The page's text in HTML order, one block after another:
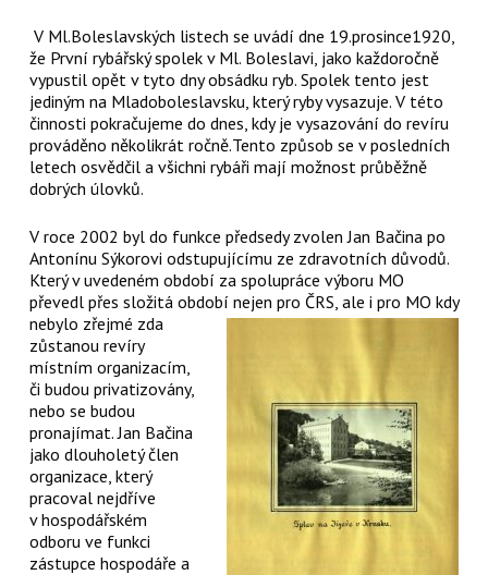
V Ml.Boleslavských listech se uvádí dne 19.prosince1920,
že První rybářský spolek v Ml. Boleslavi, jako každoročně
vypustil opět v tyto dny obsádku ryb. Spolek tento jest
jediným na Mladoboleslavsku, který ryby vysazuje. V této
činnosti pokračujeme do dnes, kdy je vysazování do revíru
prováděno několikrát ročně.Tento způsob se v posledních
letech osvědčil a všichni rybáři mají možnost průběžně
dobrých úlovků.
V roce 2002 byl do funkce předsedy zvolen Jan Bačina po
Antonínu Sýkorovi odstupujícímu ze zdravotních důvodů.
Který v uvedeném období za spolupráce výboru MO
převedl přes složitá období nejen pro ČRS, ale i pro MO kdy
nebylo zřejmé zda
zůstanou revíry
místním organizacím,
či budou privatizovány,
nebo se budou
pronajímat. Jan Bačina
jako dlouholetý člen
organizace, který
pracoval nejdříve
v hospodářském
odboru ve funkci
zástupce hospodáře a